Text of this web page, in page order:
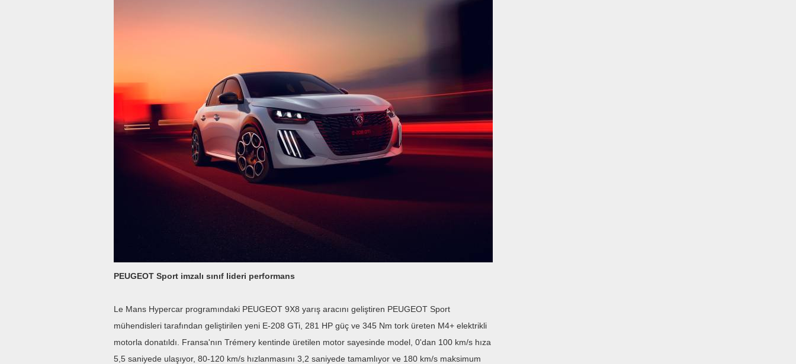
PEUGEOT Sport imzalı sınıf lideri performans
Le Mans Hypercar programındaki PEUGEOT 9X8 yarış aracını geliştiren PEUGEOT Sport
mühendisleri tarafından geliştirilen yeni E-208 GTi, 281 HP güç ve 345 Nm tork üreten M4+ elektrikli
motorla donatıldı. Fransa'nın Trémery kentinde üretilen motor sayesinde model, 0'dan 100 km/s hıza
5,5 saniyede ulaşıyor, 80-120 km/s hızlanmasını 3,2 saniyede tamamlıyor ve 180 km/s maksimum